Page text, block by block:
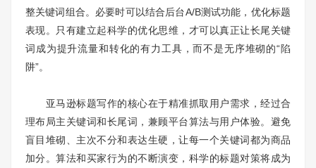
整关键词组合。必要时可以结合后台A/B测试功能，优化标题
表现。只有建立起科学的优化思维，才可以真正让长尾关键
词成为提升流量和转化的有力工具，而不是无序堆砌的“陷
阱”。
亚马逊标题写作的核心在于精准抓取用户需求，经过合
理布局主关键词和长尾词，兼顾平台算法与用户体验。避免
盲目堆砌、主次不分和表达生硬，让每一个关键词都为商品
加分。算法和买家行为的不断演变，科学的标题对策将成为